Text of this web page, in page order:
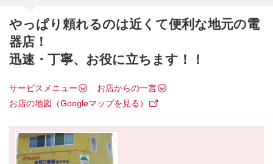
やっぱり頼れるのは近くて便利な地元の電
器店！
迅速・丁寧、お役に立ちます！！
サービスメニュー
お店からの一言
お店の地図（Googleマップを見る）